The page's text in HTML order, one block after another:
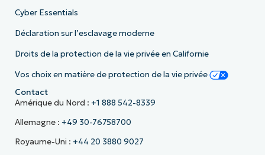
Cyber Essentials
Déclaration sur l’esclavage moderne
Droits de la protection de la vie privée en Californie
Vos choix en matière de protection de la vie privée
Contact
Amérique du Nord : +1 888 542-8339
Allemagne : +49 30-76758700
Royaume-Uni : +44 20 3880 9027